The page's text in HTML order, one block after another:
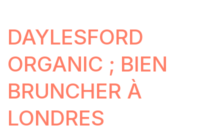
DAYLESFORD
ORGANIC ; BIEN
BRUNCHER À
LONDRES